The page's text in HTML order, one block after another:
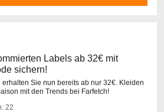
Labels ab 32€ mit
sichern!
erhalten Sie nun bereits ab nur 32€. Kleiden
mit den Trends bei Farfetch!
22